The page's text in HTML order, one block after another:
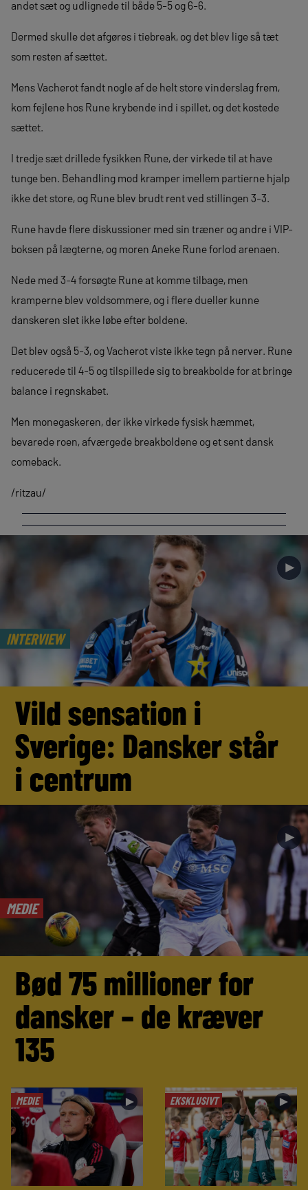
andet sæt og udlignede til både 5-5 og 6-6.
Dermed skulle det afgøres i tiebreak, og det blev lige så tæt
som resten af sættet.
Mens Vacherot fandt nogle af de helt store vinderslag frem,
kom fejlene hos Rune krybende ind i spillet, og det kostede
sættet.
I tredje sæt drillede fysikken Rune, der virkede til at have
tunge ben. Behandling mod kramper imellem partierne hjalp
ikke det store, og Rune blev brudt rent ved stillingen 3-3.
Rune havde flere diskussioner med sin træner og andre i VIP-
boksen på lægterne, og moren Aneke Rune forlod arenaen.
Nede med 3-4 forsøgte Rune at komme tilbage, men
kramperne blev voldsommere, og i flere dueller kunne
danskeren slet ikke løbe efter boldene.
Det blev også 5-3, og Vacherot viste ikke tegn på nerver. Rune
reducerede til 4-5 og tilspillede sig to breakbolde for at bringe
balance i regnskabet.
Men monegaskeren, der ikke virkede fysisk hæmmet,
bevarede roen, afværgede breakboldene og et sent dansk
comeback.
/ritzau/
INTERVIEW
►
Vild sensation i
Sverige: Dansker står
i centrum
MEDIE
►
Bød 75 millioner for
dansker – de kræver
135
MEDIE ► EKSKLUSIVT ►